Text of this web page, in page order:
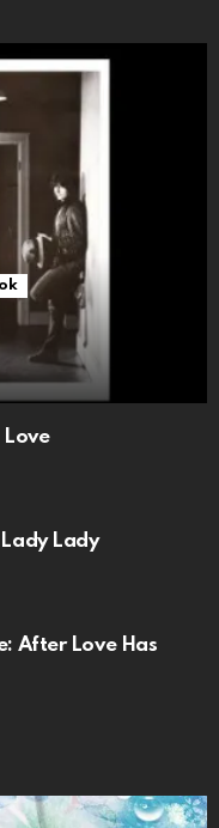
Love
Lady
After Love Has